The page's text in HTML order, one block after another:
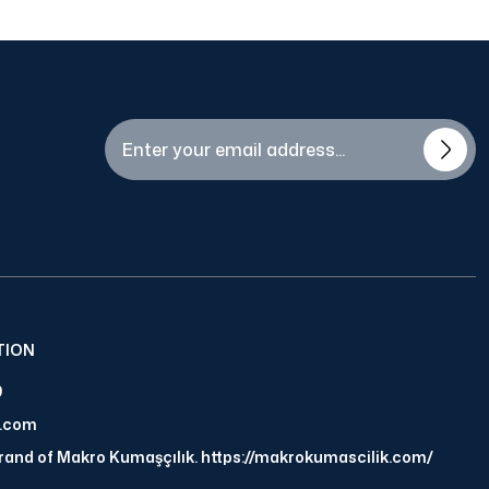
of Makro Kumaşçılık. https://makrokumascilik.com/